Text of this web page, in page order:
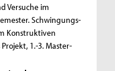
Versuche im
Schwingungs-
Konstruktiven
1.-3. Master-